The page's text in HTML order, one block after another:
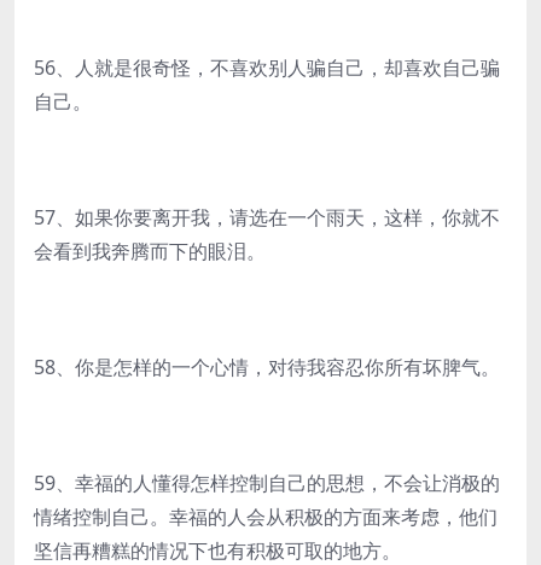
56、人就是很奇怪，不喜欢别人骗自己，却喜欢自己骗
自己。
57、如果你要离开我，请选在一个雨天，这样，你就不
会看到我奔腾而下的眼泪。
58、你是怎样的一个心情，对待我容忍你所有坏脾气。
59、幸福的人懂得怎样控制自己的思想，不会让消极的
情绪控制自己。幸福的人会从积极的方面来考虑，他们
坚信再糟糕的情况下也有积极可取的地方。